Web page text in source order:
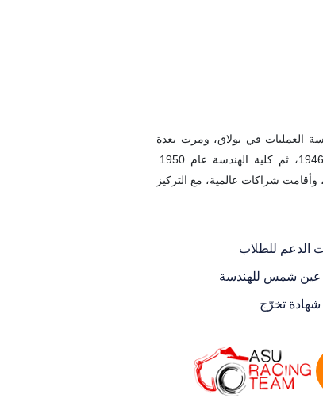
بجامعة عين شمس تأسست عام 1839 كمدرسة العمليات في بولاق، ومرت بعدة
شراكات عالمية، مع التركيز
الدعم للطلاب
عين شمس للهندسة
تخرّج